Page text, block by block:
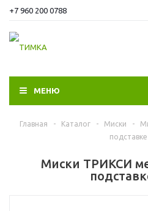
+7 960 200 0788
МЕНЮ
Главная - Каталог - Миски -
Миски ТРИКСИ